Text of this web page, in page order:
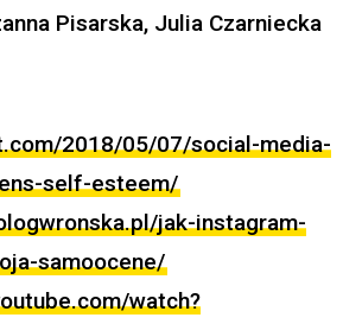
Pisarska, Julia Czarniecka
2018/05/07/social-media-
self-esteem/
jak-instagram-
samoocene/
watch?